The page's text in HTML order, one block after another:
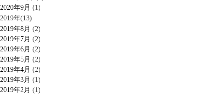
2020年9月 (1)
2019年(13)
2019年8月 (2)
2019年7月 (2)
2019年6月 (2)
2019年5月 (2)
2019年4月 (2)
2019年3月 (1)
2019年2月 (1)